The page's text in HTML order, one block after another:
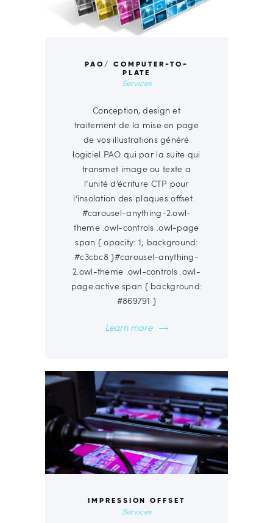
PAO/ COMPUTER-TO-
PLATE
Services
Conception, design et
traitement de la mise en page
de vos illustrations généré
logiciel PAO qui par la suite qui
transmet image ou texte a
l’unité d’écriture CTP pour
l’insolation des plaques offset.
#carousel-anything-2.owl-
theme .owl-controls .owl-page
span { opacity: 1; background:
#c3cbc8 }#carousel-anything-
2.owl-theme .owl-controls .owl-
page.active span { background:
#869791 }
Learn more
IMPRESSION OFFSET
Services